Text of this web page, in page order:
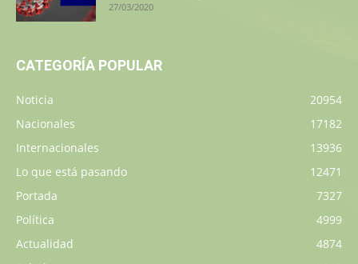
27/03/2020
CATEGORÍA POPULAR
Noticia
20954
Nacionales
17182
Internacionales
13936
Lo que está pasando
12471
Portada
7327
Política
4999
Actualidad
4874